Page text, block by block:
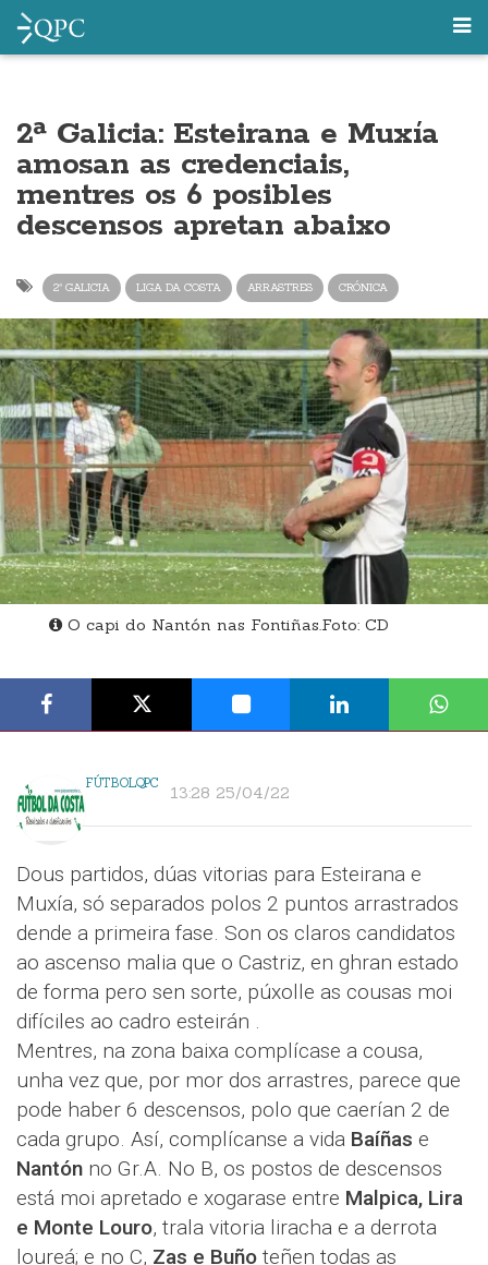
2ª Galicia: Esteirana e Muxía
amosan as credenciais,
mentres os 6 posibles
descensos apretan abaixo
2ª GALICIA LIGA DA COSTA ARRASTRES CRÓNICA
O capi do Nantón nas Fontiñas.Foto: CD
FÚTBOLQPC 13:28 25/04/22
Dous partidos, dúas vitorias para Esteirana e
Muxía, só separados polos 2 puntos arrastrados
dende a primeira fase. Son os claros candidatos
ao ascenso malia que o Castriz, en ghran estado
de forma pero sen sorte, púxolle as cousas moi
difíciles ao cadro esteirán .
Mentres, na zona baixa complícase a cousa,
unha vez que, por mor dos arrastres, parece que
pode haber 6 descensos, polo que caerían 2 de
cada grupo. Así, complícanse a vida Baíñas e
Nantón no Gr.A. No B, os postos de descensos
está moi apretado e xogarase entre Malpica, Lira
e Monte Louro, trala vitoria liracha e a derrota
loureá; e no C, Zas e Buño teñen todas as